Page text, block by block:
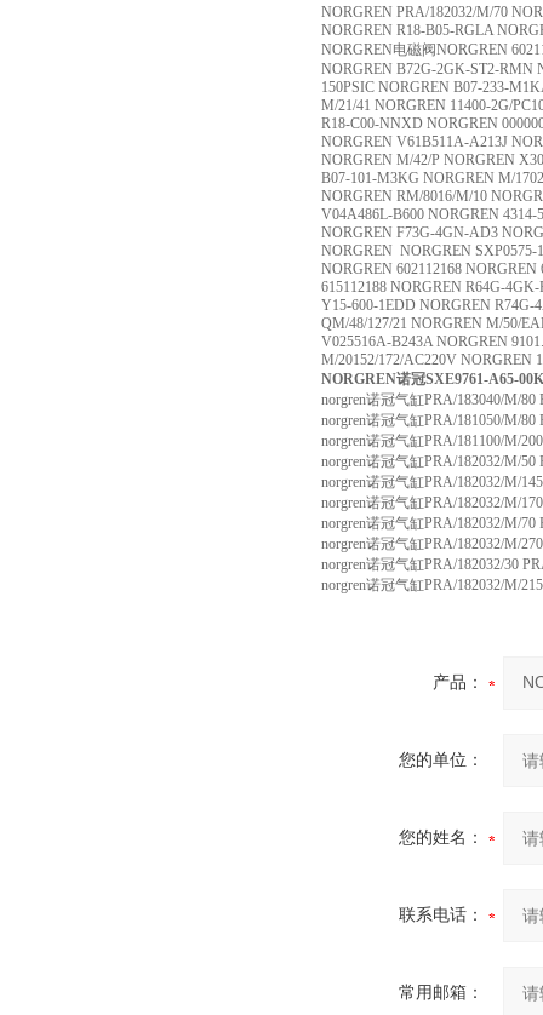
NORGREN PRA/182032/M/70
NORGREN R18-B05-RGLA
NORGREN电磁阀NORGREN
NORGREN B72G-2GK-ST2-RMN
150PSIC NORGREN B07-233-
M/21/41 NORGREN 11400-2G/
R18-C00-NNXD NORGREN
NORGREN V61B511A-A213J
NORGREN M/42/P NORGREN
B07-101-M3KG NORGREN M/
NORGREN RM/8016/M/10
V04A486L-B600 NORGREN 4314-
NORGREN F73G-4GN-AD3
NORGREN NORGREN SXP0575-
NORGREN 602112168 NORGREN
615112188 NORGREN R64G-
Y15-600-1EDD NORGREN
QM/48/127/21 NORGREN M/50/
V025516A-B243A NORGREN
M/20152/172/AC220V NORGREN
NORGREN诺冠SXE9761-A65-
norgren诺冠气缸PRA/183040/M/80
norgren诺冠气缸PRA/181050/M/80
norgren诺冠气缸PRA/181100/M/
norgren诺冠气缸PRA/182032/M/50
norgren诺冠气缸PRA/182032/M/
norgren诺冠气缸PRA/182032/M/
norgren诺冠气缸PRA/182032/M/70
norgren诺冠气缸PRA/182032/M/
norgren诺冠气缸PRA/182032/30
norgren诺冠气缸PRA/182032/M/
产品：
您的单位：
您的姓名：
联系电话：
常用邮箱：